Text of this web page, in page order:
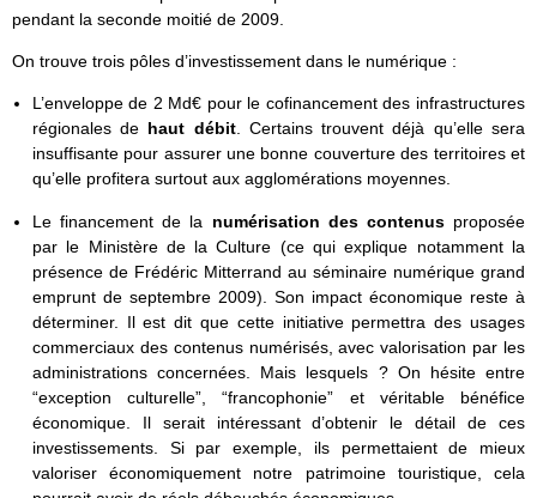
pendant la seconde moitié de 2009.
On trouve trois pôles d’investissement dans le numérique :
L’enveloppe de 2 Md€ pour le cofinancement des infrastructures
régionales de haut débit. Certains trouvent déjà qu’elle sera
insuffisante pour assurer une bonne couverture des territoires et
qu’elle profitera surtout aux agglomérations moyennes.
Le financement de la numérisation des contenusproposée
par le Ministère de la Culture (ce qui explique notamment la
présence de Frédéric Mitterrand au séminaire numérique grand
emprunt de septembre 2009). Son impact économique reste à
déterminer. Il est dit que cette initiative permettra des usages
commerciaux des contenus numérisés, avec valorisation par les
administrations concernées. Mais lesquels ? On hésite entre
“exception culturelle”, “francophonie” et véritable bénéfice
économique. Il serait intéressant d’obtenir le détail de ces
investissements. Si par exemple, ils permettaient de mieux
valoriser économiquement notre patrimoine touristique, cela